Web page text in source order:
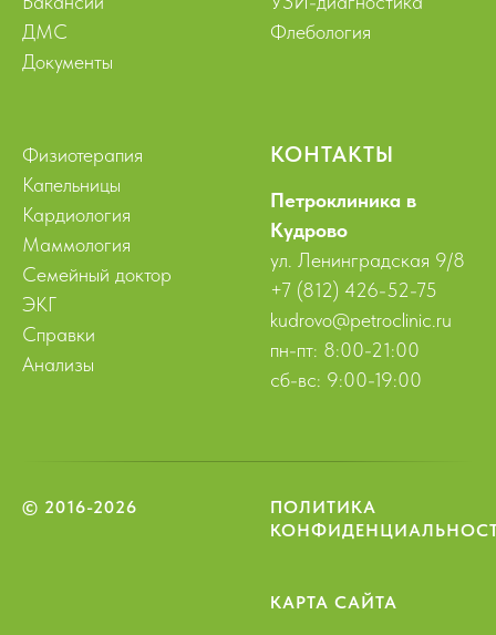
ДМС
Документы
Флебология
Физиотерапия
Капельницы
Кардиология
Маммология
Семейный доктор
ЭКГ
Справки
Анализы
КОНТАКТЫ
Петроклиника в
Кудрово
ул. Ленинградская 9/8
+7 (812) 426-52-75
kudrovo@petroclinic.ru
пн-пт: 8:00-21:00
сб-вс: 9:00-19:00
© 2016-2026
ПОЛИТИКА
КАРТА САЙТА